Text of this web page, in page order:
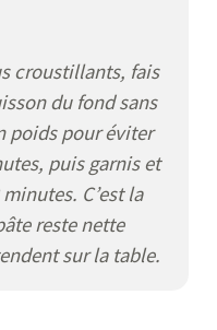
croustillants, fais
du fond sans
poids pour éviter
puis garnis et
C’est la
reste nette
sur la table.